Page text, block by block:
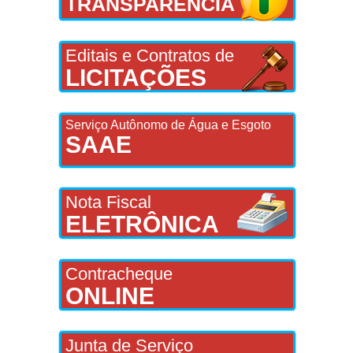
Editais e Contratos de
LICITAÇÕES
Serviço Autônomo de Água e Esgoto
SAAE
Nota Fiscal
ELETRÔNICA
Contracheque
ONLINE
Junta de Serviço